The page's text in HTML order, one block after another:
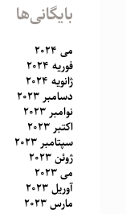
بایگانی‌ها
می 2024
فوریه 2024
ژانویه 2024
دسامبر 2023
نوامبر 2023
اکتبر 2023
سپتامبر 2023
ژوئن 2023
می 2023
آوریل 2023
مارس 2023